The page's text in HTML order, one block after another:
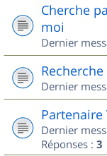
Cherche
moi
Dernier
Dernier
Dernier
Réponses : 3